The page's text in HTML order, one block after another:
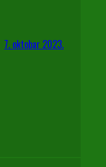
7. oktobar 2023.